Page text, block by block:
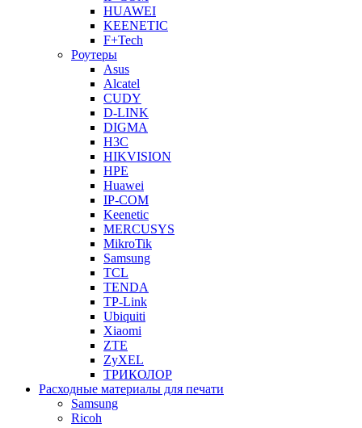
HUAWEI
KEENETIC
F+Tech
Роутеры
Asus
Alcatel
CUDY
D-LINK
DIGMA
H3C
HIKVISION
HPE
Huawei
IP-COM
Keenetic
MERCUSYS
MikroTik
Samsung
TCL
TENDA
TP-Link
Ubiquiti
Xiaomi
ZTE
ZyXEL
ТРИКОЛОР
Расходные материалы для печати
Samsung
Ricoh